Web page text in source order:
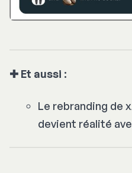
✚ Et aussi :
Le rebranding de
devient réalité